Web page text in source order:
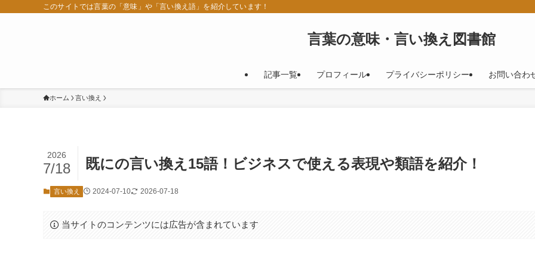
このサイトでは言葉の「意味」や「言い換え語」を紹介しています！
言葉の意味・言い換え図書館
記事一覧 プロフィール プライバシーポリシー お問い合わ
ホーム 言い換え
既にの言い換え15語！ビジネスで使える表現や類語を紹介！
2026
7/18
言い換え 2024-07-10 2026-07-18
当サイトのコンテンツには広告が含まれています